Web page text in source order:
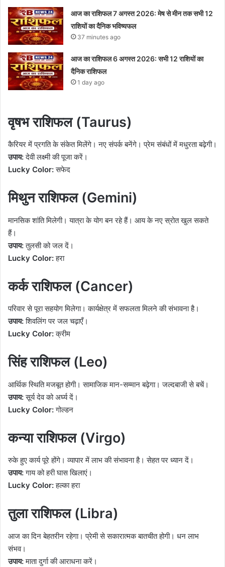
आज का राशिफल 7 अगस्त 2026: मेष से मीन तक सभी 12
राशियों का दैनिक भविष्यफल
37 minutes ago
आज का राशिफल 6 अगस्त 2026: सभी 12 राशियों का
दैनिक राशिफल
1 day ago
वृषभ राशिफल (Taurus)
कैरियर में प्रगति के संकेत मिलेंगे। नए संपर्क बनेंगे। प्रेम संबंधों में मधुरता बढ़ेगी।
उपाय:देवी लक्ष्मी की पूजा करें।
Lucky Color:सफेद
मिथुन राशिफल (Gemini)
मानसिक शांति मिलेगी। यात्रा के योग बन रहे हैं। आय के नए स्रोत खुल सकते
हैं।
उपाय:तुलसी को जल दें।
Lucky Color:हरा
कर्क राशिफल (Cancer)
परिवार से पूरा सहयोग मिलेगा। कार्यक्षेत्र में सफलता मिलने की संभावना है।
उपाय:शिवलिंग पर जल चढ़ाएँ।
Lucky Color:क्रीम
सिंह राशिफल (Leo)
आर्थिक स्थिति मजबूत होगी। सामाजिक मान-सम्मान बढ़ेगा। जल्दबाजी से बचें।
उपाय:सूर्य देव को अर्घ्य दें।
Lucky Color:गोल्डन
कन्या राशिफल (Virgo)
रुके हुए कार्य पूरे होंगे। व्यापार में लाभ की संभावना है। सेहत पर ध्यान दें।
उपाय:गाय को हरी घास खिलाएं।
Lucky Color:हल्का हरा
तुला राशिफल (Libra)
आज का दिन बेहतरीन रहेगा। प्रेमी से सकारात्मक बातचीत होगी। धन लाभ
संभव।
उपाय:माता दुर्गा की आराधना करें।